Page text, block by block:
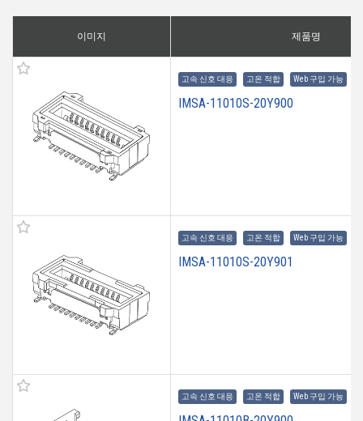
이미지 제품명
고속 신호 대응 고온 적합 Web 구입 가능
IMSA-11010S-20Y900
고속 신호 대응 고온 적합 Web 구입 가능
IMSA-11010S-20Y901
고속 신호 대응 고온 적합 Web 구입 가능